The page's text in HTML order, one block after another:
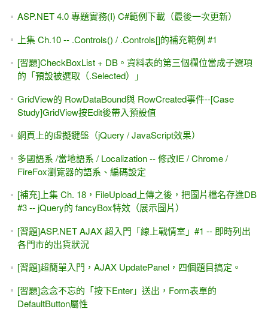
ASP.NET 4.0 專題實務(I) C#範例下載（最後一次更新）
上集 Ch.10 -- .Controls() / .Controls[]的補充範例 #1
[習題]CheckBoxList + DB。資料表的第三個欄位當成子選項
的「預設被選取（.Selected）」
GridView的 RowDataBound與 RowCreated事件--[Case
Study]GridView按Edit後帶入預設值
網頁上的虛擬鍵盤（jQuery / JavaScript效果）
多國語系 /當地語系 / Localization -- 修改IE / Chrome /
FireFox瀏覽器的語系、編碼設定
[補充]上集 Ch. 18，FileUpload上傳之後，把圖片檔名存進DB
#3 -- jQuery的 fancyBox特效（展示圖片）
[習題]ASP.NET AJAX 超入門「線上戰情室」#1 -- 即時列出
各門市的出貨狀況
[習題]超簡單入門，AJAX UpdatePanel，四個題目搞定。
[習題]念念不忘的「按下Enter」送出，Form表單的
DefaultButton屬性